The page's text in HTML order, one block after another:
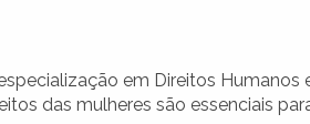
em Direitos Humanos
das mulheres são essenciais